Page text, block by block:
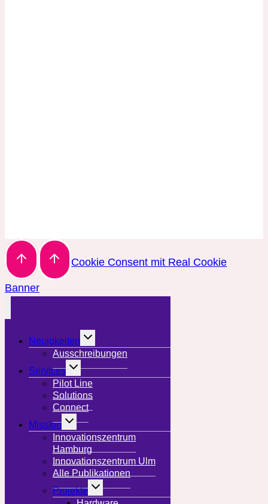
Cookie Consent mit Real Cookie
Banner
Neuigkeiten
Untermenü
Ausschreibungen
Services
Untermenü
Pilot Line
Solutions
Connect
Mission
Untermenü
Innovationszentrum
Hamburg
Innovationszentrum Ulm
Alle Publikationen
Projekte
Untermenü